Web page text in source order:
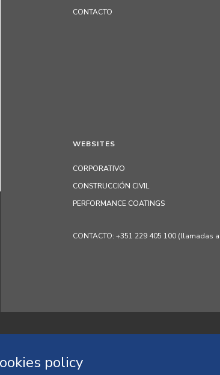
CONTACTO
WEBSITES
CORPORATIVO
CONSTRUCCIÓN CIVIL
PERFORMANCE COATINGS
CONTACTO: +351 229 405 100
Política de privacidad
policy